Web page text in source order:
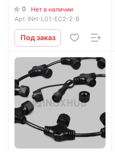
чёрный провод
0
Нет в наличии
Арт. INH-L01-EC2-2-B
Под заказ